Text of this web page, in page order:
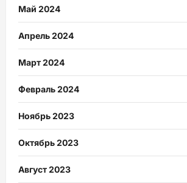
Май 2024
Апрель 2024
Март 2024
Февраль 2024
Ноябрь 2023
Октябрь 2023
Август 2023